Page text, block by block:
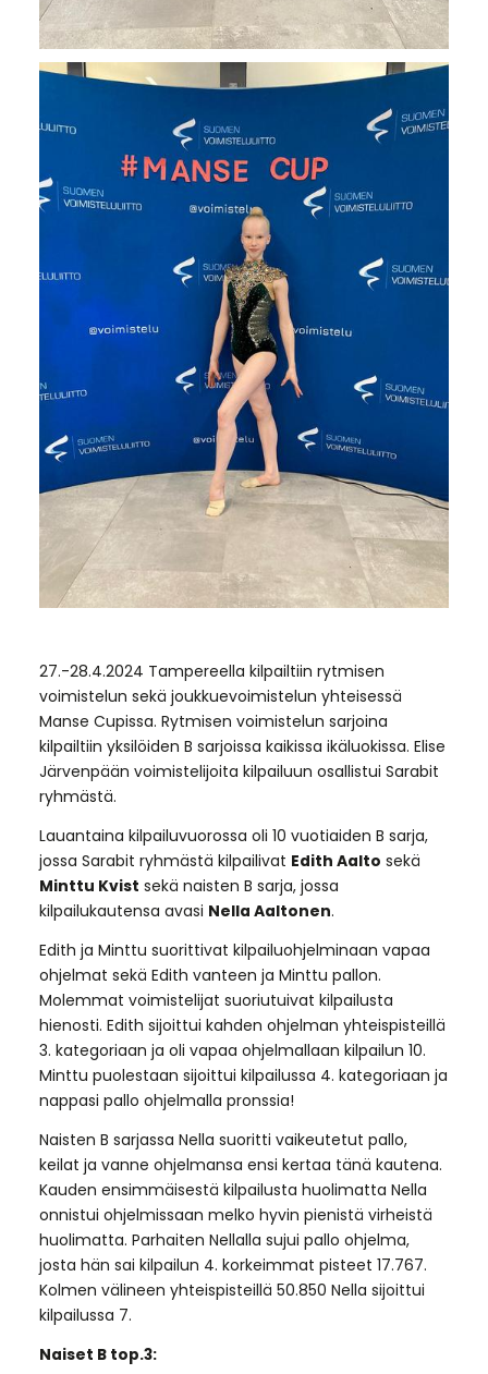
27.-28.4.2024 Tampereella kilpailtiin rytmisen
voimistelun sekä joukkuevoimistelun yhteisessä
Manse Cupissa. Rytmisen voimistelun sarjoina
kilpailtiin yksilöiden B sarjoissa kaikissa ikäluokissa. Elise
Järvenpään voimistelijoita kilpailuun osallistui Sarabit
ryhmästä.
Lauantaina kilpailuvuorossa oli 10 vuotiaiden B sarja,
jossa Sarabit ryhmästä kilpailivat Edith Aalto sekä
Minttu Kvist sekä naisten B sarja, jossa
kilpailukautensa avasi Nella Aaltonen.
Edith ja Minttu suorittivat kilpailuohjelminaan vapaa
ohjelmat sekä Edith vanteen ja Minttu pallon.
Molemmat voimistelijat suoriutuivat kilpailusta
hienosti. Edith sijoittui kahden ohjelman yhteispisteillä
3. kategoriaan ja oli vapaa ohjelmallaan kilpailun 10.
Minttu puolestaan sijoittui kilpailussa 4. kategoriaan ja
nappasi pallo ohjelmalla pronssia!
Naisten B sarjassa Nella suoritti vaikeutetut pallo,
keilat ja vanne ohjelmansa ensi kertaa tänä kautena.
Kauden ensimmäisestä kilpailusta huolimatta Nella
onnistui ohjelmissaan melko hyvin pienistä virheistä
huolimatta. Parhaiten Nellalla sujui pallo ohjelma,
josta hän sai kilpailun 4. korkeimmat pisteet 17.767.
Kolmen välineen yhteispisteillä 50.850 Nella sijoittui
kilpailussa 7.
Naiset B top.3: